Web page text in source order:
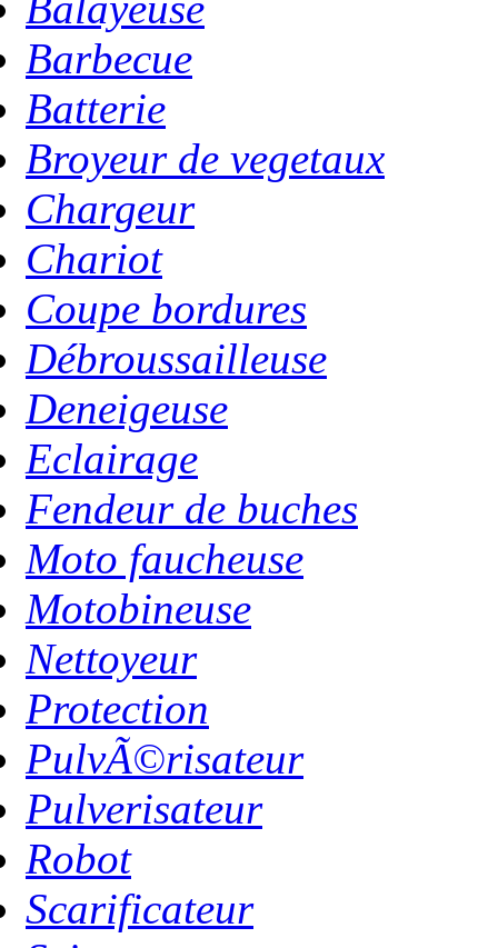
Barbecue
Batterie
Broyeur de vegetaux
Chargeur
Chariot
Coupe bordures
Débroussailleuse
Deneigeuse
Eclairage
Fendeur de buches
Moto faucheuse
Motobineuse
Nettoyeur
Protection
PulvÃ©risateur
Pulverisateur
Robot
Scarificateur